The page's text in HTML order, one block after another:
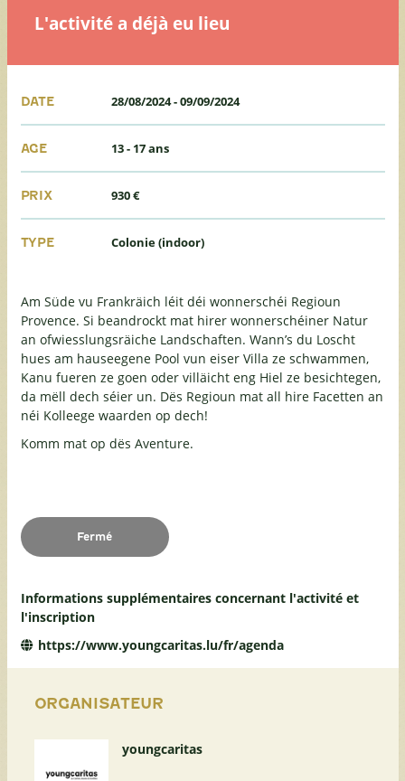
L'activité a déjà eu lieu
DATE 28/08/2024-09/09/2024
AGE 13 - 17 ans
PRIX 930 €
TYPE Colonie (indoor)
Am Süde vu Frankräich léit déi wonnerschéi Regioun
Provence. Si beandrockt mat hirer wonnerschéiner Natur
an ofwiesslungsräiche Landschaften. Wann’s du Loscht
hues am hauseegene Pool vun eiser Villa ze schwammen,
Kanu fueren ze goen oder villäicht eng Hiel ze besichtegen,
da mëll dech séier un. Dës Regioun mat all hire Facetten an
néi Kolleege waarden op dech!
Komm mat op dës Aventure.
Fermé
Informations supplémentaires concernant l'activité et
l'inscription
https://www.youngcaritas.lu/fr/agenda
ORGANISATEUR
youngcaritas